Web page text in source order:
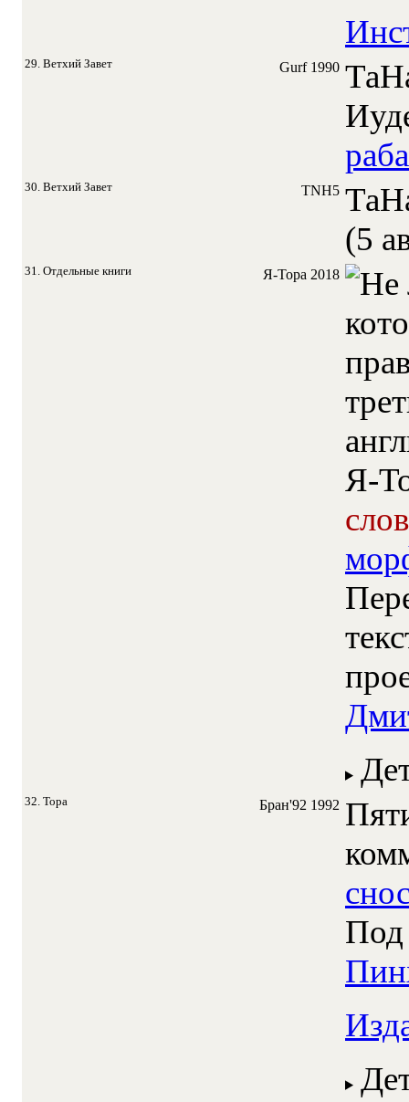
29. Ветхий Завет Gurf1990
30. Ветхий Завет TNH5
(5
31. Отдельные книги Я-Тора 2018
Я-
32. Тора Бран'92 1992
Под